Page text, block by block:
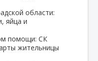
области:
яйца и
помощи: СК
жительницы